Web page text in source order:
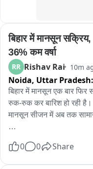
बिहार में मानसून
36% कम वर्षा
RR Rishav Rai 10m
Noida, Uttar Pradesh:
बिहार में मानसून एक बार फिर
रुक-रुक कर बारिश हो रही है।
मानसून सीजन में अब तक
जारी किया है। इन इलाकों
0 0 Share